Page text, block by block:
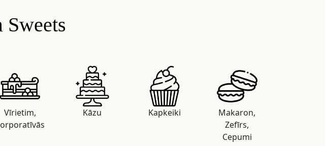
Sweets
Vīrietim,
Kāzu Kapkeiki
Makaron,
Zefīrs,
Cepumi